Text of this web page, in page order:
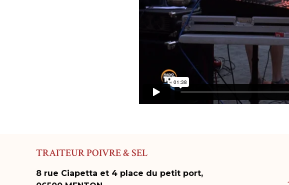
TRAITEUR POIVRE & SEL
8 rue Ciapetta et 4 place du petit port,